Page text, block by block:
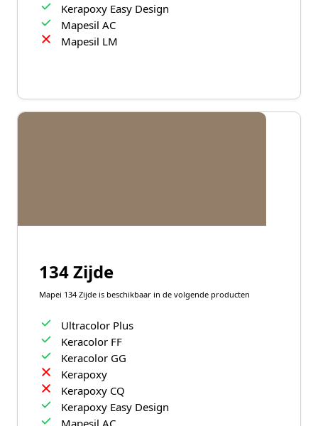
Kerapoxy Easy Design
Mapesil AC
Mapesil LM
134 Zijde
Mapei 134 Zijde is beschikbaar in de volgende producten
Ultracolor Plus
Keracolor FF
Keracolor GG
Kerapoxy
Kerapoxy CQ
Kerapoxy Easy Design